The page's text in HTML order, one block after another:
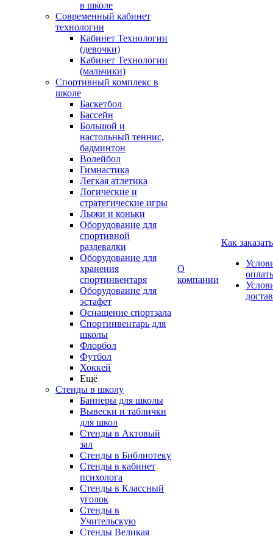
в школе
Современный кабинет
технологии
Кабинет Технологии
(девочки)
Кабинет Технологии
(мальчики)
Спортивный комплекс в
школе
Баскетбол
Бассейн
Большой и
настольный теннис,
бадминтон
Волейбол
Гимнастика
Легкая атлетика
Логические и
стратегические игры
Лыжи и коньки
Оборудование для
спортивной
раздевалки
Оборудование для
хранения
спортинвентаря
Оборудование для
эстафет
Оснащение спортзала
Спортинвентарь для
школы
Флорбол
Футбол
Хоккей
Ещё
Стенды в школу
Баннеры для школы
Вывески и таблички
для школ
Стенды в Актовый
зал
Стенды в Библиотеку
Стенды в кабинет
психолога
Стенды в Классный
уголок
Стенды в
Учительскую
Стенды Великая
О
компании
Как